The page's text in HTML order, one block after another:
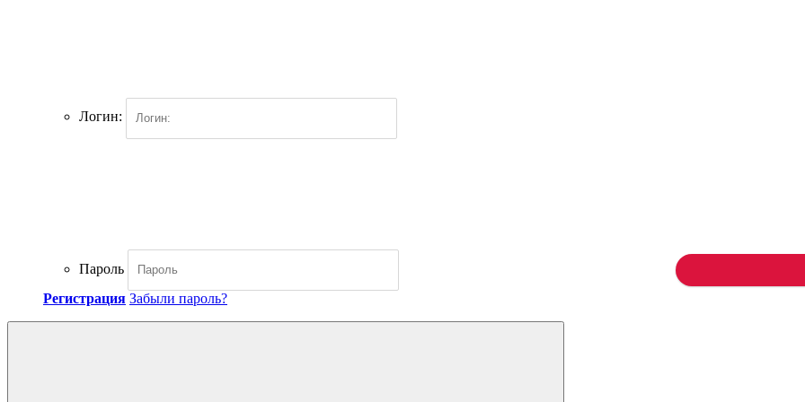
Логин:
Пароль
Регистрация Забыли пароль?